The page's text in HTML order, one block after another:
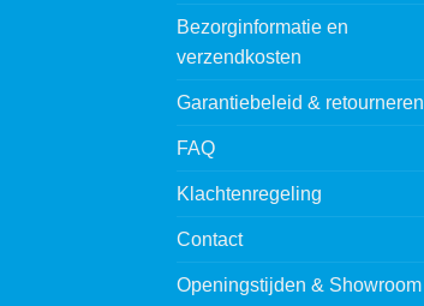
Bezorginformatie en
verzendkosten
Garantiebeleid & retourneren
FAQ
Klachtenregeling
Contact
Openingstijden & Showroom